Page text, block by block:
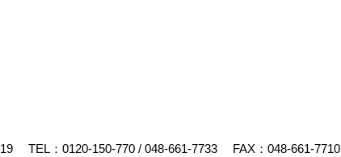
19 TEL： 0120-150-770 / 048-661-7733
FAX：048-661-7710